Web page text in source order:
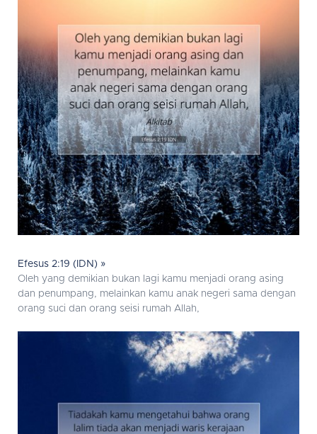
Efesus 2:19 (IDN) »
Oleh yang demikian bukan lagi kamu menjadi orang asing
dan penumpang, melainkan kamu anak negeri sama dengan
orang suci dan orang seisi rumah Allah,